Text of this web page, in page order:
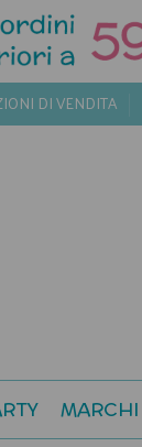
DI VENDITA
MARCHI